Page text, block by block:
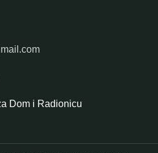
Dom i Radionicu